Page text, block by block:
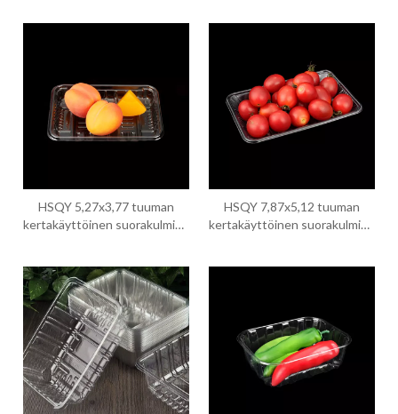
HSQY 5,27x3,77 tuuman
kertakäyttöinen suorakulmion
HSQY 7,87x5,12 tuuman
kertakäyttöinen suorakulmion